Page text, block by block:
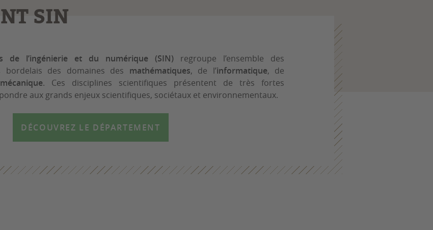
SIN
de l’ingénierie et du numérique (SIN) regroupe l’ensemble des
bordelais des domaines des mathématiques, de l’informatique, de
mécanique. Ces disciplines scientifiques présentent de très fortes
aux grands enjeux scientifiques, sociétaux et environnementaux.
DÉCOUVREZ LE DÉPARTEMENT